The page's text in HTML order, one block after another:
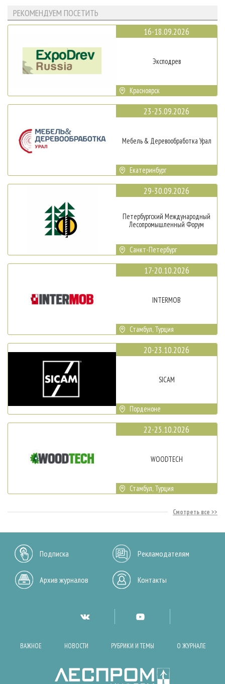
РЕКОМЕНДУЕМ ПОСЕТИТЬ
16-18.09.2026
Эксподрев
Красноярск
23-25.09.2026
Мебель & Деревообработка Урал
Екатеринбург
29-30.09.2026
Петербургский Международный
Лесопромышленный Форум
Санкт-Петербург
17-20.10.2026
INTERMOB
Стамбул, Турция
20-23.10.2026
SICAM
Порденоне
22-25.10.2026
WOODTECH
Стамбул, Турция
Смотреть все
Подписка Рекламодателям
Архив журналов Контакты
ВАЖНОЕ НОВОСТИ РУБРИКИ И ТЕМЫ О ЖУРНАЛЕ